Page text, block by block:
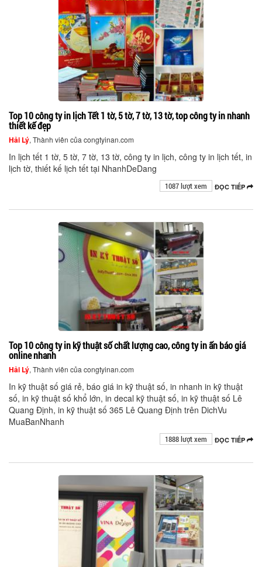
Top 10 công ty in lịch Tết 1 tờ, 5 tờ, 7 tờ, 13 tờ, top công ty in nhanh
thiết kế đẹp
Hải Lý, Thành viên của congtyinan.com
In lịch tết 1 tờ, 5 tờ, 7 tờ, 13 tờ, công ty in lịch, công ty in lịch tết, in
lịch tờ, thiết kế lịch tết tại NhanhDeDang
ĐỌC TIẾP
1087 lượt xem
Top 10 công ty in kỹ thuật số chất lượng cao, công ty in ấn báo giá
online nhanh
Hải Lý, Thành viên của congtyinan.com
In kỹ thuật số giá rẻ, báo giá in kỹ thuật số, in nhanh in kỹ thuật
số, in kỹ thuật số khổ lớn, in decal kỹ thuật số, in kỹ thuật số Lê
Quang Định, in kỹ thuật số 365 Lê Quang Định trên DichVu
MuaBanNhanh
ĐỌC TIẾP
1888 lượt xem